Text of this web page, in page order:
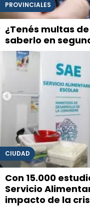
PROVINCIALES
¿Tenés multas
saberlo en
CIUDAD
Con 15.000
Servicio
impacto de la